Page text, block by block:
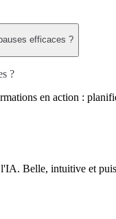
efficaces ?
?
en action :
Belle, intuitive et